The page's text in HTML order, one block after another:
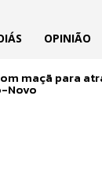
OPINIÃO
maçã para
Novo